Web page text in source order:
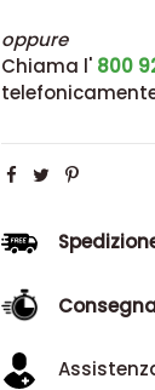
oppure
Chiama l' 800